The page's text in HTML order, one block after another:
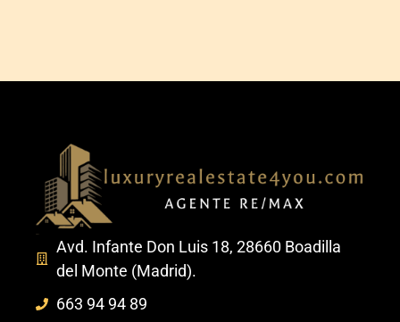
Avd. Infante Don Luis 18, 28660 Boadilla
del Monte (Madrid).
663 94 94 89